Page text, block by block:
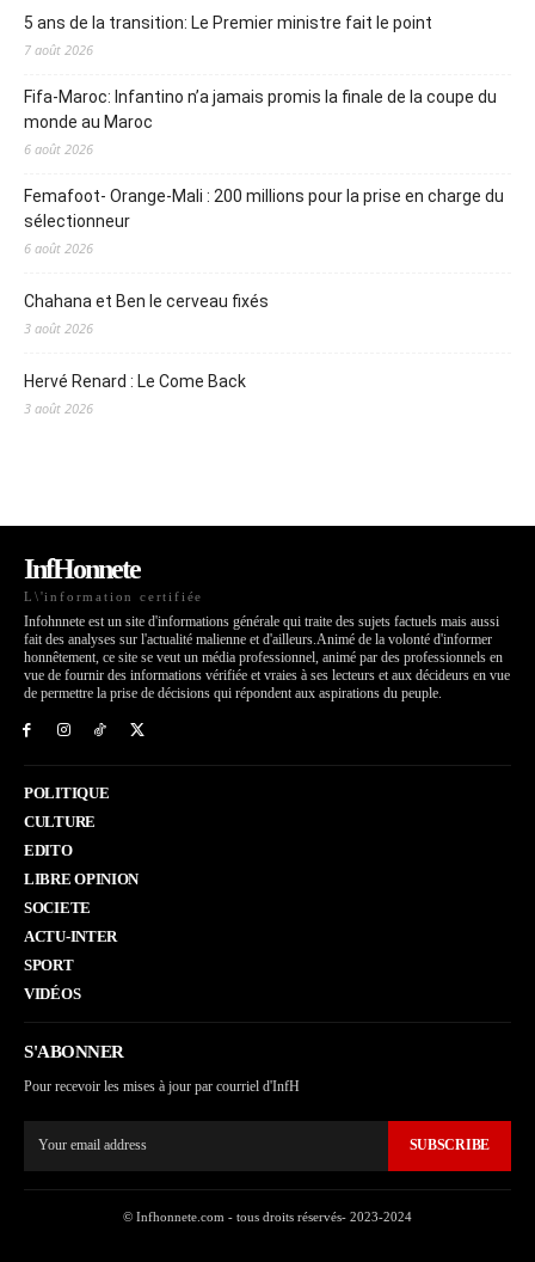
5 ans de la transition: Le Premier ministre fait le point
7 août 2026
Fifa-Maroc: Infantino n’a jamais promis la finale de la coupe du
monde au Maroc
6 août 2026
Femafoot- Orange-Mali : 200 millions pour la prise en charge du
sélectionneur
6 août 2026
Chahana et Ben le cerveau fixés
3 août 2026
Hervé Renard : Le Come Back
3 août 2026
InfHonnete
L\'information certifiée
Infohnnete est un site d'informations générale qui traite des sujets factuels mais aussi
fait des analyses sur l'actualité malienne et d'ailleurs.Animé de la volonté d'informer
honnêtement, ce site se veut un média professionnel, animé par des professionnels en
vue de fournir des informations vérifiée et vraies à ses lecteurs et aux décideurs en vue
de permettre la prise de décisions qui répondent aux aspirations du peuple.
POLITIQUE
CULTURE
EDITO
LIBRE OPINION
SOCIETE
ACTU-INTER
SPORT
VIDÉOS
S'ABONNER
Pour recevoir les mises à jour par courriel d'InfH
SUBSCRIBE
© Infhonnete.com - tous droits réservés- 2023-2024